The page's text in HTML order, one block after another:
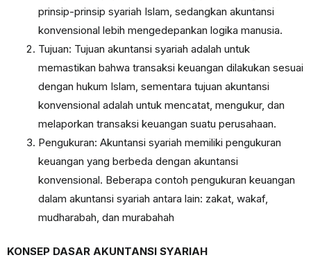
prinsip-prinsip syariah Islam, sedangkan akuntansi
konvensional lebih mengedepankan logika manusia.
Tujuan: Tujuan akuntansi syariah adalah untuk
memastikan bahwa transaksi keuangan dilakukan sesuai
dengan hukum Islam, sementara tujuan akuntansi
konvensional adalah untuk mencatat, mengukur, dan
melaporkan transaksi keuangan suatu perusahaan.
Pengukuran: Akuntansi syariah memiliki pengukuran
keuangan yang berbeda dengan akuntansi
konvensional. Beberapa contoh pengukuran keuangan
dalam akuntansi syariah antara lain: zakat, wakaf,
mudharabah, dan murabahah
KONSEP DASAR AKUNTANSI SYARIAH